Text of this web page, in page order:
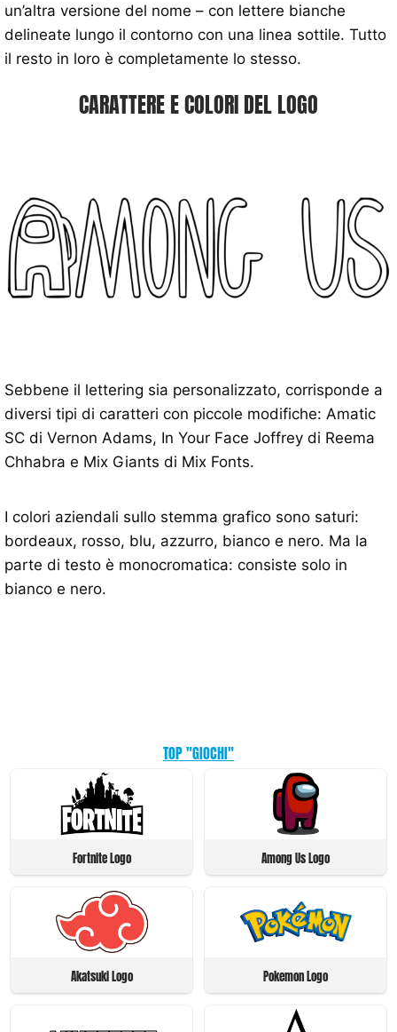
un’altra versione del nome – con lettere bianche
delineate lungo il contorno con una linea sottile. Tutto
il resto in loro è completamente lo stesso.
CARATTERE E COLORI DEL LOGO
Sebbene il lettering sia personalizzato, corrisponde a
diversi tipi di caratteri con piccole modifiche: Amatic
SC di Vernon Adams, In Your Face Joffrey di Reema
Chhabra e Mix Giants di Mix Fonts.
I colori aziendali sullo stemma grafico sono saturi:
bordeaux, rosso, blu, azzurro, bianco e nero. Ma la
parte di testo è monocromatica: consiste solo in
bianco e nero.
TOP "GIOCHI"
Fortnite Logo Among Us Logo
Akatsuki Logo Pokemon Logo